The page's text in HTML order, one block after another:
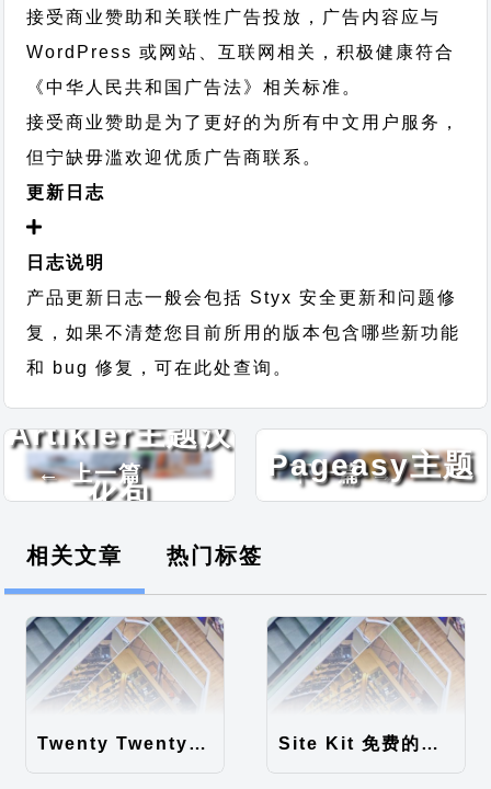
接受商业赞助和关联性广告投放，广告内容应与
WordPress 或网站、互联网相关，积极健康符合
《中华人民共和国广告法》相关标准。
接受商业赞助是为了更好的为所有中文用户服务，
但宁缺毋滥欢迎优质广告商联系。
更新日志
日志说明
产品更新日志一般会包括 Styx 安全更新和问题修
复，如果不清楚您目前所用的版本包含哪些新功能
和 bug 修复，可在此处查询。
← 上一篇
Artikler主题汉
化包
下一篇 →
Landing
Pageasy主题
相关文章 热门标签
Twenty Twenty-Five 免费的WordPress内容主题 Site Kit 免费的WordPress数据统计插件